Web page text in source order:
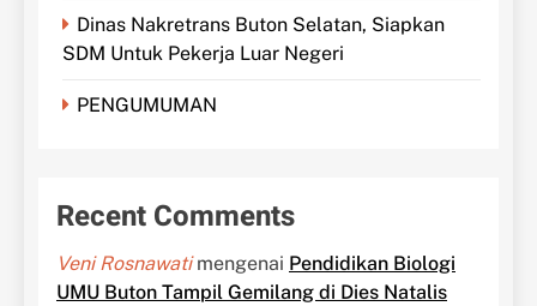
Dinas Nakretrans Buton Selatan, Siapkan
SDM Untuk Pekerja Luar Negeri
PENGUMUMAN
Recent Comments
Veni Rosnawatimengenai Pendidikan Biologi
UMU Buton Tampil Gemilang di Dies Natalis